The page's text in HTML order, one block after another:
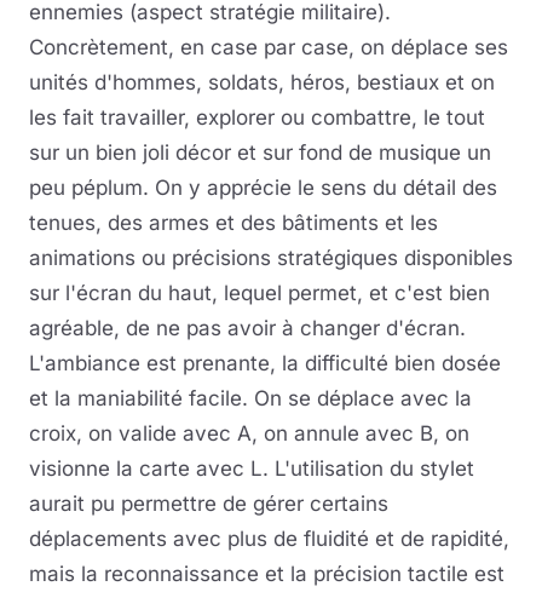
ennemies (aspect stratégie militaire).
Concrètement, en case par case, on déplace ses
unités d'hommes, soldats, héros, bestiaux et on
les fait travailler, explorer ou combattre, le tout
sur un bien joli décor et sur fond de musique un
peu péplum. On y apprécie le sens du détail des
tenues, des armes et des bâtiments et les
animations ou précisions stratégiques disponibles
sur l'écran du haut, lequel permet, et c'est bien
agréable, de ne pas avoir à changer d'écran.
L'ambiance est prenante, la difficulté bien dosée
et la maniabilité facile. On se déplace avec la
croix, on valide avec A, on annule avec B, on
visionne la carte avec L. L'utilisation du stylet
aurait pu permettre de gérer certains
déplacements avec plus de fluidité et de rapidité,
mais la reconnaissance et la précision tactile est